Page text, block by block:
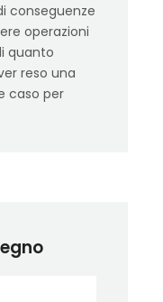
conseguenze
operazioni
quanto
reso una
caso per